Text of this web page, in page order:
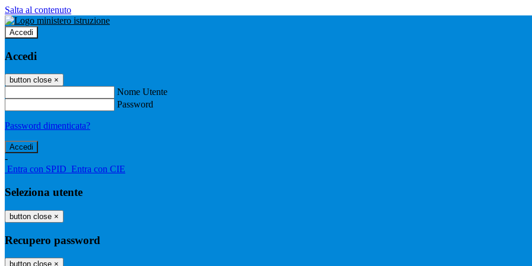
Salta al contenuto
Accedi
Accedi
button close ×
Nome Utente
Password
Password dimenticata?
-
Entra con SPID Entra con CIE
Seleziona utente
button close ×
Recupero password
button close ×